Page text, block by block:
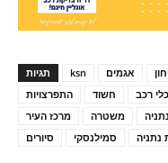
תגיות ksn אגמים
התפרצויות
חשוד כלי רכב
מרכז העיר
משטרה
סיורים
סמילנסקי נתניה